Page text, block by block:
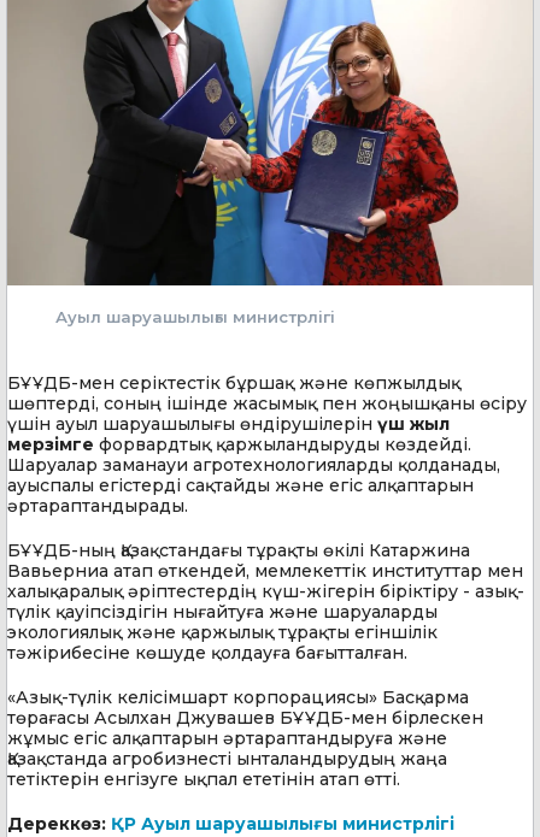
Ауыл шаруашылығы министрлігі
БҰҰДБ-мен серіктестік бұршақ және көпжылдық
шөптерді, соның ішінде жасымық пен жоңышқаны өсіру
үшін ауыл шаруашылығы өндірушілерін үш жыл
мерзімге форвардтық қаржыландыруды көздейді.
Шаруалар заманауи агротехнологияларды қолданады,
ауыспалы егістерді сақтайды және егіс алқаптарын
әртараптандырады.
БҰҰДБ-ның Қазақстандағы тұрақты өкілі Катаржина
Вавьерниа атап өткендей, мемлекеттік институттар мен
халықаралық әріптестердің күш-жігерін біріктіру - азық-
түлік қауіпсіздігін нығайтуға және шаруаларды
экологиялық және қаржылық тұрақты егіншілік
тәжірибесіне көшуде қолдауға бағытталған.
«Азық-түлік келісімшарт корпорациясы» Басқарма
төрағасы Асылхан Джувашев БҰҰДБ-мен бірлескен
жұмыс егіс алқаптарын әртараптандыруға және
Қазақстанда агробизнесті ынталандырудың жаңа
тетіктерін енгізуге ықпал ететінін атап өтті.
Дереккөз: ҚР Ауыл шаруашылығы министрлігі